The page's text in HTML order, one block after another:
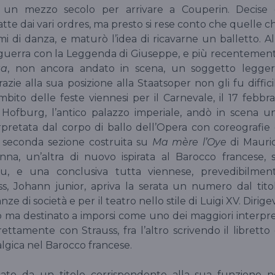
mezzo secolo per arrivare a Couperin. Decise
dai vari ordres, ma presto si rese conto che quelle
di danza, e maturò l’idea di ricavarne un balletto.
con la Leggenda di Giuseppe, e più
, non ancora andato in scena, un soggetto
alla sua posizione alla Staatsoper non gli fu
delle feste viennesi per il Carnevale, il 17
l’antico palazzo imperiale, andò in scena
dal corpo di ballo dell’Opera con coreografie
sezione costruita su Ma mère l’Oye di
un’altra di nuovo ispirata al Barocco francese,
e una conclusiva tutta viennese,
Johann junior, apriva la serata un numero dal
di società e per il teatro nello stile di Luigi XV.
ma destinato a imporsi come uno dei maggiori
con Strauss, fra l’altro scrivendo il libretto
nel Barocco francese.